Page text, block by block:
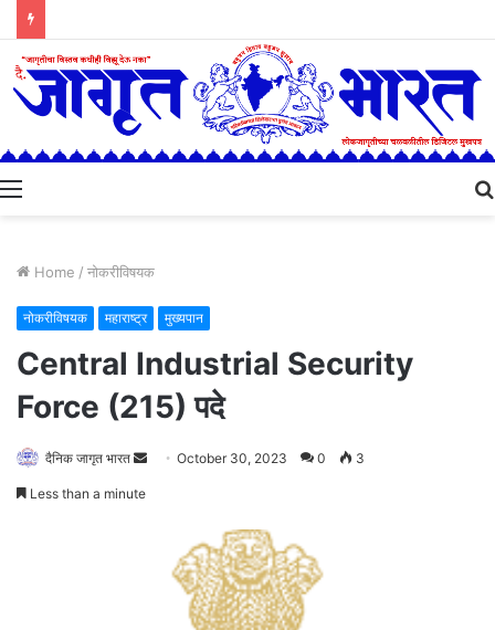
Menu
Home / नोकरीविषयक
नोकरीविषयक महाराष्ट्र मुख्यपान
Central Industrial Security
Force (215) पदे
दैनिक जागृत भारत
SendOctober 30, 2023 0 3
Less than a minute